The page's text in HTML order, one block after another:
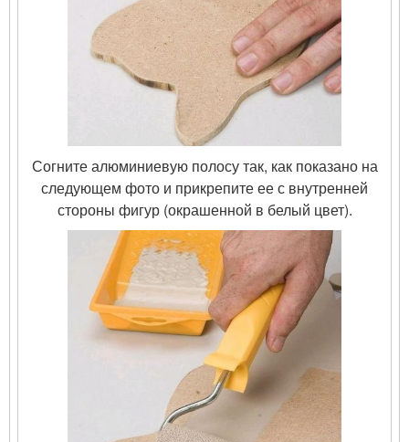
Согните алюминиевую полосу так, как показано на
следующем фото и прикрепите ее с внутренней
стороны фигур (окрашенной в белый цвет).